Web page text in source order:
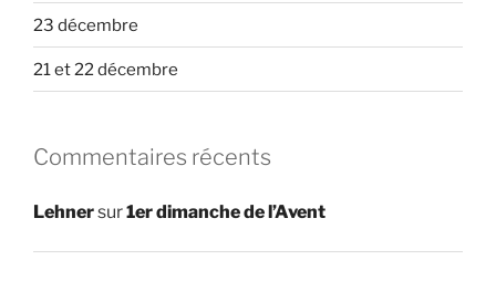
23 décembre
21 et 22 décembre
Commentaires récents
Lehnersur1er dimanche de l’Avent